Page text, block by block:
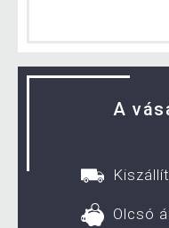
A
Olcsó